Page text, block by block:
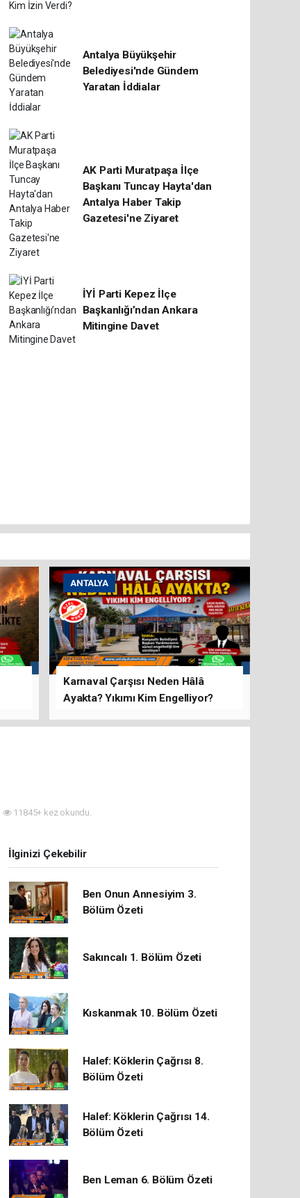
Antalya Büyükşehir
Belediyesi'nde Gündem
Yaratan İddialar
AK Parti Muratpaşa İlçe
Başkanı Tuncay Hayta'dan
Antalya Haber Takip
Gazetesi'ne Ziyaret
İYİ Parti Kepez İlçe
Başkanlığı’ndan Ankara
Mitingine Davet
ANTALYA
Karnaval Çarşısı Neden Hâlâ
Ayakta? Yıkımı Kim Engelliyor?
11845+ kez okundu.
İlginizi Çekebilir
Ben Onun Annesiyim 3.
Bölüm Özeti
Sakıncalı 1. Bölüm Özeti
Kıskanmak 10. Bölüm Özeti
Halef: Köklerin Çağrısı 8.
Bölüm Özeti
Halef: Köklerin Çağrısı 14.
Bölüm Özeti
Ben Leman 6. Bölüm Özeti